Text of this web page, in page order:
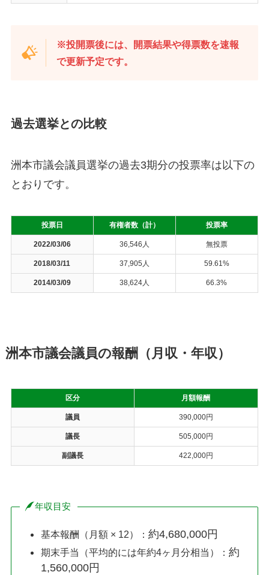
※投開票後には、開票結果や得票数を速報
で更新予定です。
過去選挙との比較
洲本市議会議員選挙の過去3期分の投票率は以下の
とおりです。
投票日 有権者数（計） 投票率
2022/03/06 36,546人 無投票
2018/03/11 37,905人 59.61%
2014/03/09 38,624人 66.3%
洲本市議会議員の報酬（月収・年収）
区分 月額報酬
議員 390,000円
議長 505,000円
副議長 422,000円
年収目安
基本報酬（月額 × 12）：約4,680,000円
期末手当（平均的には年約4ヶ月分相当）：約
1,560,000円